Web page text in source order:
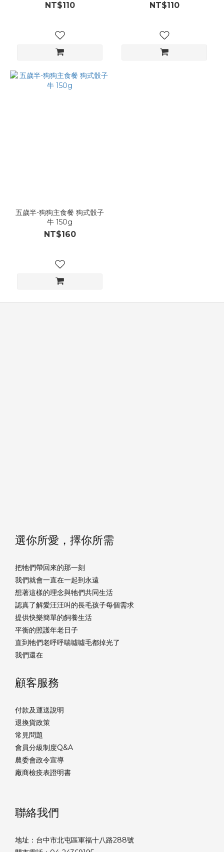
NT$110 NT$110
五歲半-狗狗主食餐 狗式骰子
牛 150g
NT$160
選你所愛，擇你所需
把牠們帶回來的那一刻
我們就會一直在一起到永遠
想著這樣的理念與牠們共同生活
認真了解愛汪汪叫的長毛孩子每個需求
提供快樂簡單的飼養生活
平衡的照護年老日子
直到牠們老呼呼喘噓噓毛都掉光了
我們還在
顧客服務
付款及運送說明
退換貨政策
常見問題
會員分級制度Q&A
農委會政令宣導
廠商檢疫表證明書
聯絡我們
地址：台中市北屯區軍福十八路288號